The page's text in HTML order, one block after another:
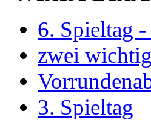
6. Spieltag
zwei
3. Spieltag